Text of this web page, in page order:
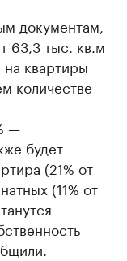
документам,
63,3 тыс. кв.м
квартиры
количестве
—
будет
(21% от
(11% от